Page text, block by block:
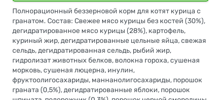
Полнорационный беззерновой корм для котят курица с
гранатом. Состав: Свежее мясо курицы без костей (30%),
дегидратированное мясо курицы (28%), картофель,
куриный жир, дегидратированные цельные яйца, свежая
сельдь, дегидратированная сельдь, рыбий жир,
гидролизат животных белков, волокна гороха, сушеная
морковь, сушеная люцерна, инулин,
фруктоолигосахариды, маннанолигосахариды, порошок
граната (0,5%), дегидратированные яблоки, порошок